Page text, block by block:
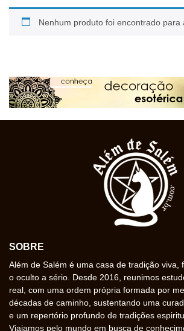
Nenhum produto foi encontrado para
SOBRE
Além de Salém é uma casa de tradição viva,
o oculto a sério. Desde 2016, reunimos
real, com uma ordem própria formada por
décadas de caminho, sustentando uma
e um repertório profundo de tradições
Viajamos pelo mundo em busca de